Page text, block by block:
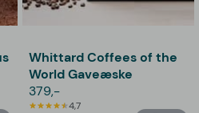
Whittard Coffees of the
World Gaveæske
379,-
4,7